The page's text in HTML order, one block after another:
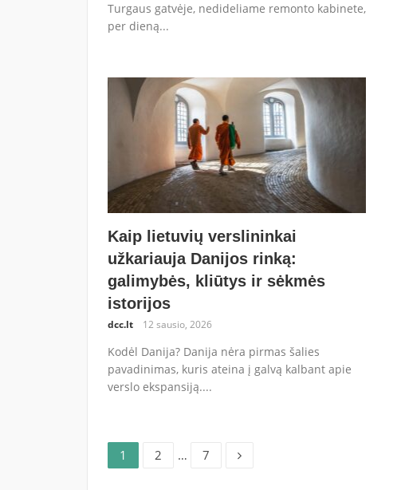
Turgaus gatvėje, nedideliame remonto kabinete,
per dieną...
Kaip lietuvių verslininkai
užkariauja Danijos rinką:
galimybės, kliūtys ir sėkmės
istorijos
dcc.lt 12 sausio, 2026
Kodėl Danija? Danija nėra pirmas šalies
pavadinimas, kuris ateina į galvą kalbant apie
verslo ekspansiją....
Įrašų
Puslapis
1 Puslapis
2 … Puslapis
7